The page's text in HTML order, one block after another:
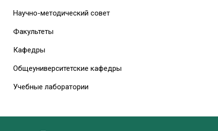
Научно-методический совет
Факультеты
Кафедры
Общеуниверситетские кафедры
Учебные лаборатории